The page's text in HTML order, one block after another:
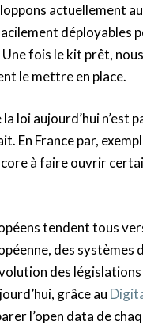
actuellement au
déployables
fois le kit prêt,
le mettre en place.
loi aujourd’hui n’est
En France par,
à faire ouvrir
tendent tous
des
des
grâce au
l’open data de